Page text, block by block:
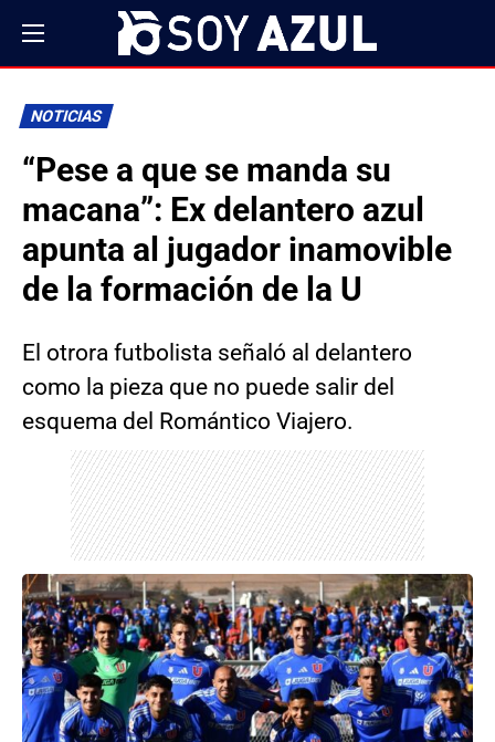
NOTICIAS
“Pese a que se manda su
macana”: Ex delantero azul
apunta al jugador inamovible
de la formación de la U
El otrora futbolista señaló al delantero
como la pieza que no puede salir del
esquema del Romántico Viajero.